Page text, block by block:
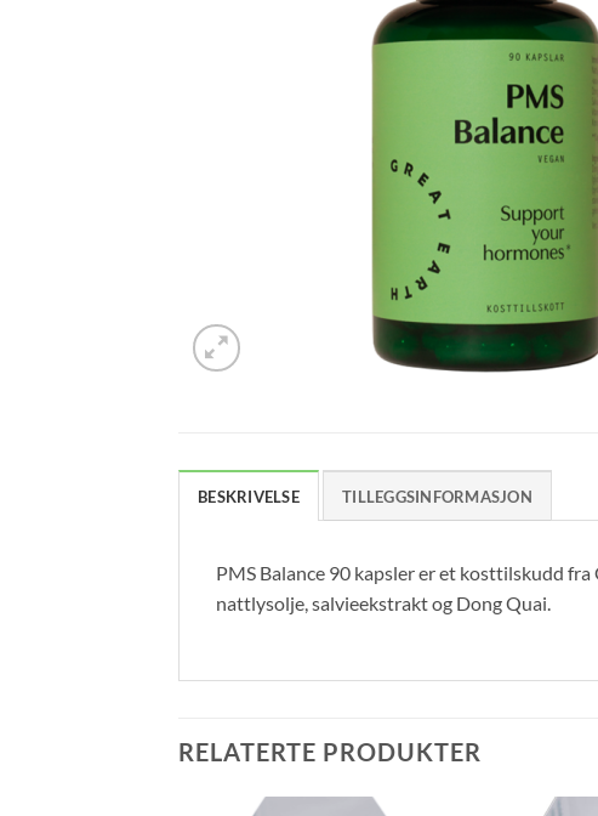
BESKRIVELSE TILLEGGSINFORMASJON
PMS Balance 90 kapsler er et kosttilskudd
nattlysolje, salvieekstrakt og Dong Quai.
RELATERTE PRODUKTER